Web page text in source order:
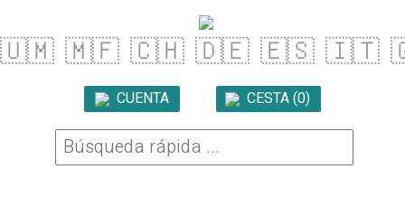
🇺🇲 🇲🇫 🇨🇭 🇩🇪 🇪🇸 🇮🇹
CUENTA
CESTA (0)